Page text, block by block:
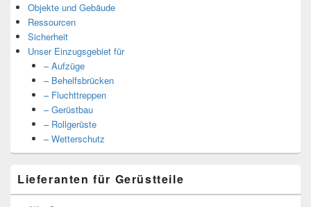
Objekte und Gebäude
Ressourcen
Sicherheit
Unser Einzugsgebiet für
– Aufzüge
– Behelfsbrücken
– Fluchttreppen
– Gerüstbau
– Rollgerüste
– Wetterschutz
Lieferanten für Gerüstteile